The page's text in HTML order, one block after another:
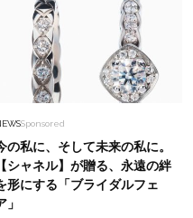
Sponsored
の私に、そして未来の私に。
【シャネル】が贈る、永遠の絆
形にする「ブライダルフェ
」